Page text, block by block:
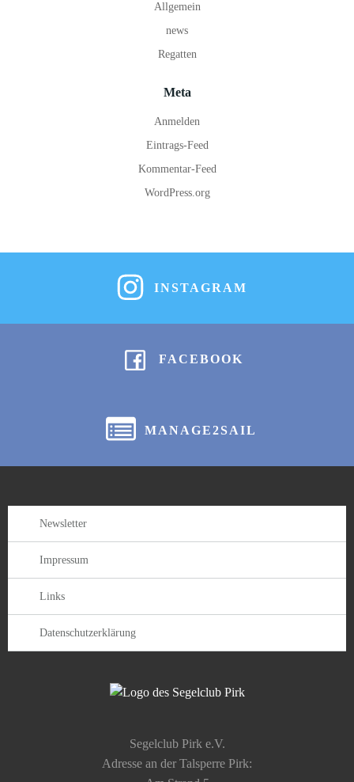
Allgemein
news
Regatten
Meta
Anmelden
Eintrags-Feed
Kommentar-Feed
WordPress.org
INSTAGRAM
FACEBOOK
MANAGE2SAIL
Segelclub Pirk e.V.
Adresse an der Talsperre Pirk:
Newsletter
Impressum
Links
Datenschutzerklärung